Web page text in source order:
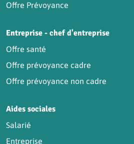
Offre Prévoyance
Entreprise - chef d'entreprise
Offre santé
Offre prévoyance cadre
Offre prévoyance non cadre
Aides sociales
Salarié
Entreprise